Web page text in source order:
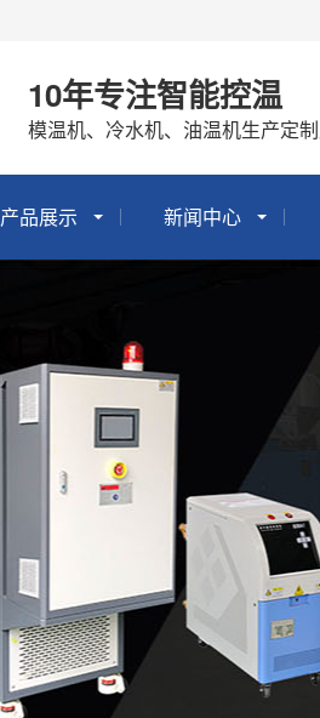
10年专注智能控温
模温机、冷水机、油温机生产定
产品展示 新闻中心